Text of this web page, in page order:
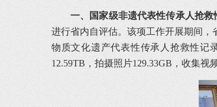
一、国家级非遗代表性传承人抢救
进行省内自评估。该项工作开展期间
物质文化遗产代表性传承人抢救性记
12.59TB，拍摄照片129.33GB，收集